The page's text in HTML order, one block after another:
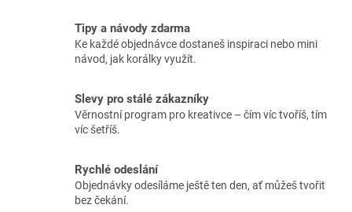
Tipy a návody zdarma
Ke každé objednávce dostaneš inspiraci nebo mini
návod, jak korálky využít.
Slevy pro stálé zákazníky
Věrnostní program pro kreativce – čím víc tvoříš, tím
víc šetříš.
Rychlé odeslání
Objednávky odesíláme ještě ten den, ať můžeš tvořit
bez čekání.